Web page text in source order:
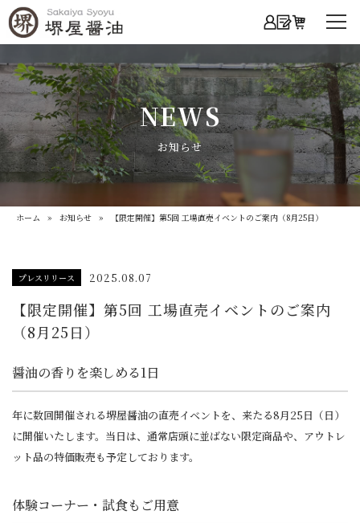
NEWS
お知らせ
ホーム » お知らせ » 【限定開催】第5回 工場直売イベントのご案内（8月25日）
プレスリリース 2025.08.07
【限定開催】第5回 工場直売イベントのご案内
（8月25日）
醤油の香りを楽しめる1日
年に数回開催される堺屋醤油の直売イベントを、来たる8月25日（日）
に開催いたします。当日は、通常店頭に並ばない限定商品や、アウトレ
ット品の特価販売も予定しております。
体験コーナー・試食もご用意